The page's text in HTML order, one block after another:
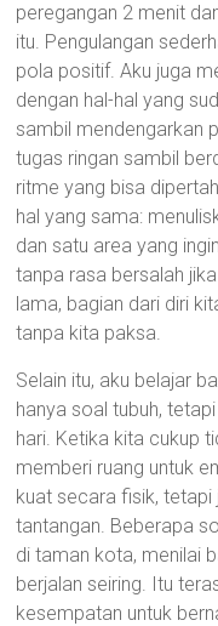
peregangan 2 menit
itu. Pengulangan
pola positif. Aku juga
dengan hal-hal yang
sambil mendengarkan
tugas ringan sambil
ritme yang bisa
hal yang sama:
dan satu area yang
tanpa rasa bersalah
lama, bagian dari diri
tanpa kita paksa.
Selain itu, aku belajar
hanya soal tubuh,
hari. Ketika kita cukup
memberi ruang untuk
kuat secara fisik, tetapi
tantangan. Beberapa
di taman kota, menilai
berjalan seiring. Itu
kesempatan untuk